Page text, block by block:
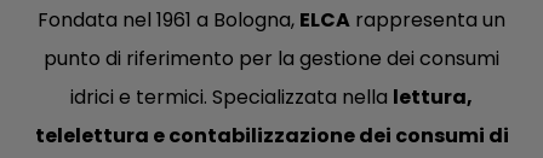
Fondata nel 1961 a Bologna, ELCA rappresenta un
punto di riferimento per la gestione dei consumi
idrici e termici. Specializzata nella lettura,
telelettura e contabilizzazione dei consumi di